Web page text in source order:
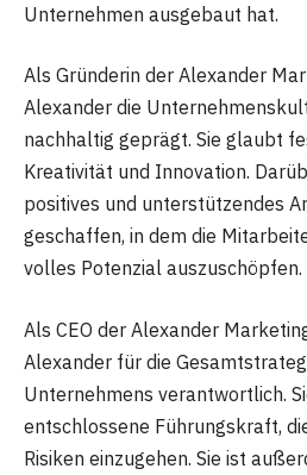
Unternehmen ausgebaut hat.
Als Gründerin der Alexander
Alexander die
nachhaltig geprägt. Sie glaubt
Kreativität und Innovation.
positives und unterstützendes
geschaffen, in dem die
volles Potenzial auszuschöpfen.
Als CEO der Alexander
Alexander für die
Unternehmens verantwortlich.
entschlossene Führungskraft,
Risiken einzugehen. Sie ist